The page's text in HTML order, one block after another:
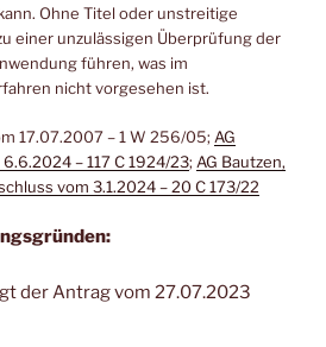
Ohne Titel oder unstreitige
einer unzulässigen Überprüfung der
führen, was im
nicht vorgesehen ist​.
17.07.2007 – 1 W 256/05; AG
– 117 C 1924/23; AG Bautzen,
vom 3.1.2024 – 20 C 173/22
der Antrag vom 27.07.2023